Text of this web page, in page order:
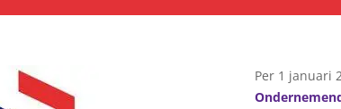
Per 1 januari